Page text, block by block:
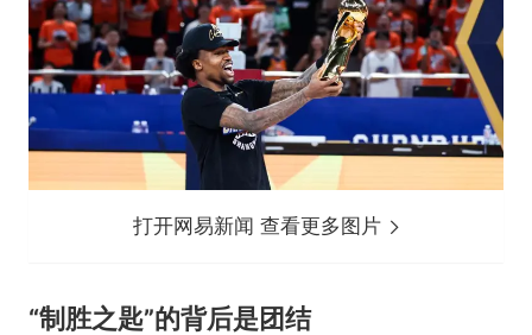
打开网易新闻 查看更多图片
“制胜之匙”的背后是团结